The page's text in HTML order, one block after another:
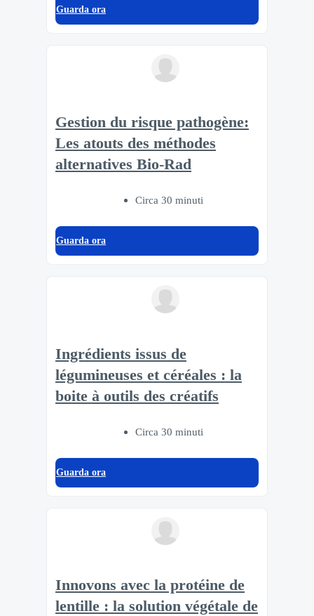
Guarda ora
Gestion du risque pathogène:
Les atouts des méthodes
alternatives Bio-Rad
Circa 30 minuti
Guarda ora
Ingrédients issus de
légumineuses et céréales : la
boite à outils des créatifs
Circa 30 minuti
Guarda ora
Innovons avec la protéine de
lentille : la solution végétale de